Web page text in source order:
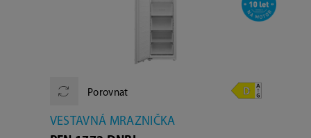
Porovnat
VESTAVNÁ MRAZNIČKA